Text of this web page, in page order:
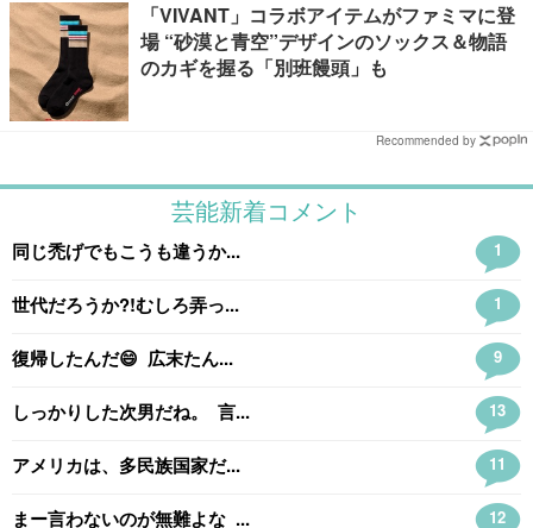
「VIVANT」コラボアイテムがファミマに登
場 “砂漠と青空”デザインのソックス＆物語
のカギを握る「別班饅頭」も
Recommended by